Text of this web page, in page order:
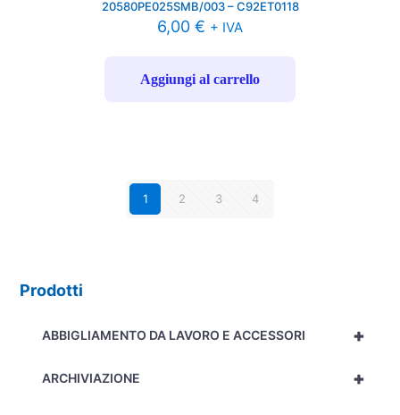
Prodotti
+
ABBIGLIAMENTO DA LAVORO E ACCESSORI
+
ARCHIVIAZIONE
20580PE025SMB/003 – C92ET0118
6,00 € + IVA
Aggiungi al carrello
1 2 3 4